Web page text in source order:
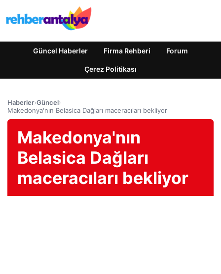
Güncel Haberler Firma Rehberi Forum
Çerez Politikası
Haberler›Güncel›
Makedonya'nın Belasica Dağları maceracıları bekliyor
Makedonya'nın
Belasica Dağları
maceracıları bekliyor